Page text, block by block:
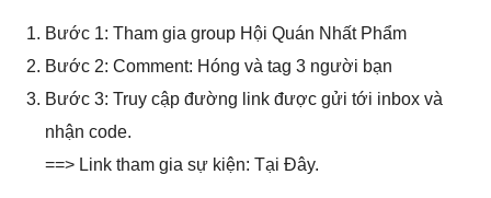
Bước 1: Tham gia group Hội Quán Nhất Phẩm
Bước 2: Comment: Hóng và tag 3 người bạn
Bước 3: Truy cập đường link được gửi tới inbox và
nhận code.
==> Link tham gia sự kiện: Tại Đây.